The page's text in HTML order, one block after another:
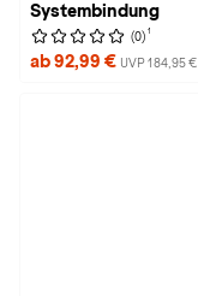
Systembindung
(0) 1
ab 92,99 € UVP 184,95 €